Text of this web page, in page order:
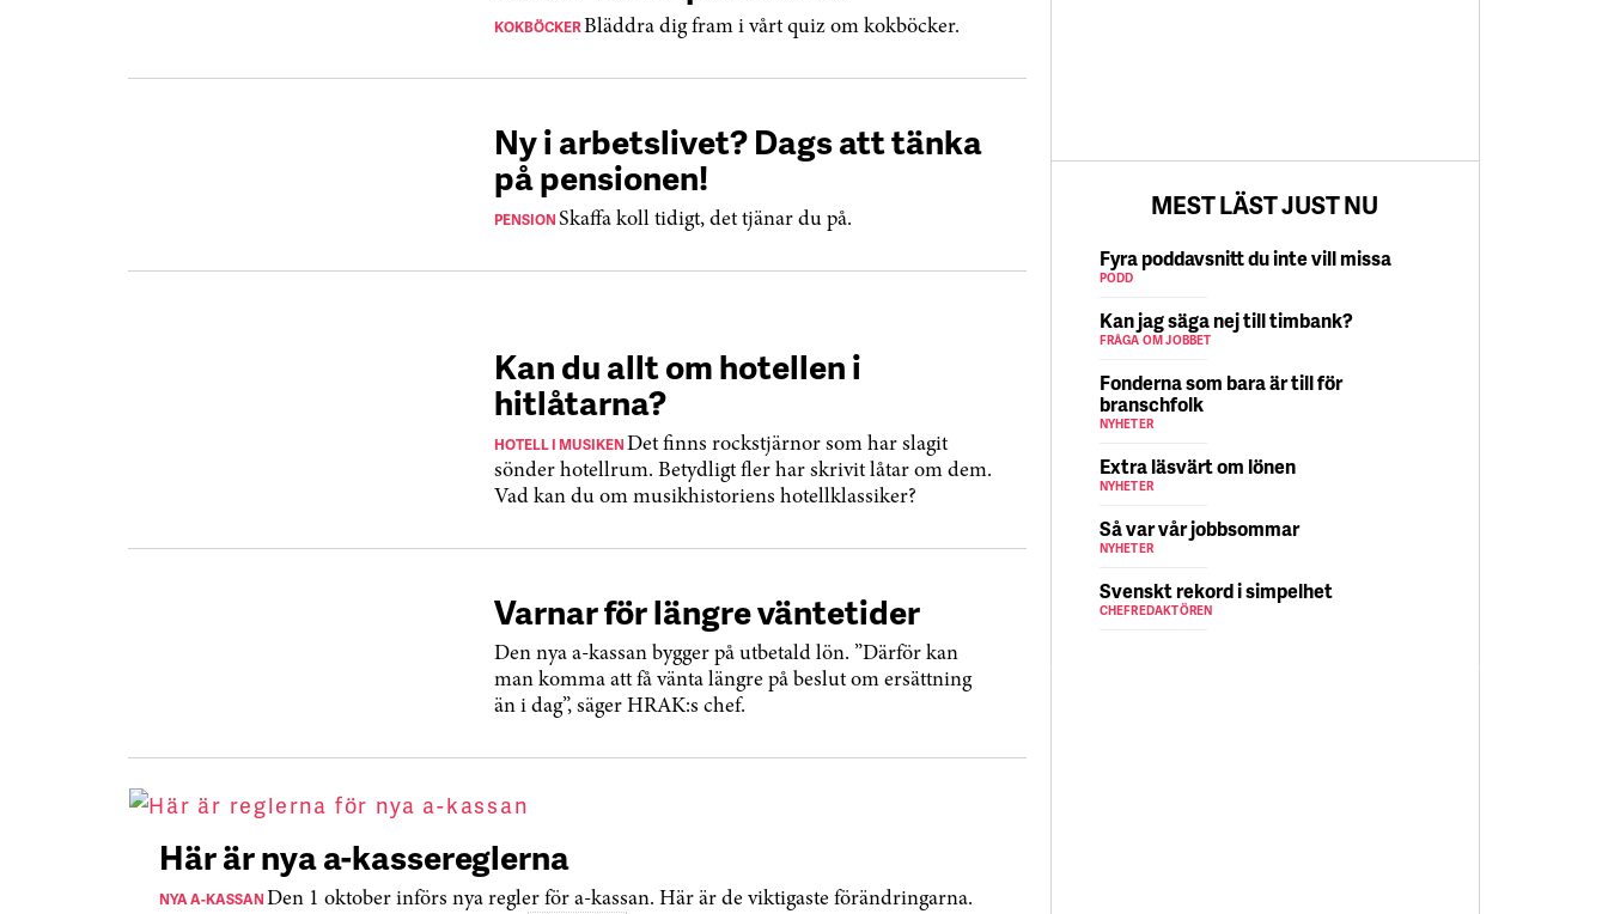
KOKBÖCKERBläddra dig fram i vårt quiz om kokböcker.
Ny i arbetslivet? Dags att tänka
på pensionen!
PENSIONSkaffa koll tidigt, det tjänar du på.
Kan du allt om hotellen i
hitlåtarna?
HOTELL I MUSIKENDet finns rockstjärnor som har slagit
sönder hotellrum. Betydligt fler har skrivit låtar om dem.
Vad kan du om musikhistoriens hotellklassiker?
Varnar för längre väntetider
Den nya a-kassan bygger på utbetald lön. ”Därför kan
man komma att få vänta längre på beslut om ersättning
än i dag”, säger HRAK:s chef.
Här är nya a-kassereglerna
NYA A-KASSANDen 1 oktober införs nya regler för a-kassan. Här är de viktigaste förändringarna.
MEST LÄST JUST NU
Fyra poddavsnitt du inte vill missa
PODD
Kan jag säga nej till timbank?
FRÅGA OM JOBBET
Fonderna som bara är till för
branschfolk
NYHETER
Extra läsvärt om lönen
NYHETER
Så var vår jobbsommar
NYHETER
Svenskt rekord i simpelhet
CHEFREDAKTÖREN